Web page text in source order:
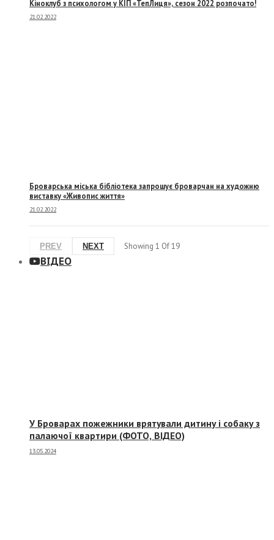
Кіноклуб з психологом у КІП «ТепЛиця», сезон 2022 розпочато!
21.02.2022
Броварська міська бібліотека запрошує броварчан на художню
виставку «Живопис життя»
21.02.2022
PREV NEXT Showing 1 Of19
ВІДЕО
У Броварах пожежники врятували дитину і собаку з
палаючої квартири (ФОТО, ВІДЕО)
13.05.2024